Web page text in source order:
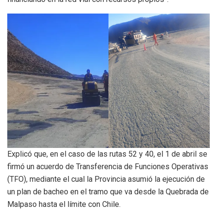
Explicó que, en el caso de las rutas 52 y 40, el 1 de abril se
firmó un acuerdo de Transferencia de Funciones Operativas
(TFO), mediante el cual la Provincia asumió la ejecución de
un plan de bacheo en el tramo que va desde la Quebrada de
Malpaso hasta el límite con Chile.